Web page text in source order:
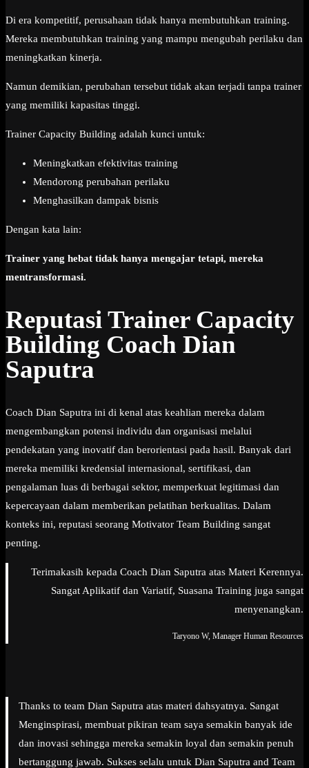
Di era kompetitif, perusahaan tidak hanya membutuhkan training.
Mereka membutuhkan training yang mampu mengubah perilaku dan
meningkatkan kinerja.
Namun demikian, perubahan tersebut tidak akan terjadi tanpa trainer
yang memiliki kapasitas tinggi.
Trainer Capacity Building adalah kunci untuk:
Meningkatkan efektivitas training
Mendorong perubahan perilaku
Menghasilkan dampak bisnis
Dengan kata lain:
Trainer yang hebat tidak hanya mengajar tetapi, mereka
mentransformasi.
Reputasi Trainer Capacity
Building Coach Dian
Saputra
Coach Dian Saputra ini di kenal atas keahlian mereka dalam
mengembangkan potensi individu dan organisasi melalui
pendekatan yang inovatif dan berorientasi pada hasil. Banyak dari
mereka memiliki kredensial internasional, sertifikasi, dan
pengalaman luas di berbagai sektor, memperkuat legitimasi dan
kepercayaan dalam memberikan pelatihan berkualitas. Dalam
konteks ini, reputasi seorang Motivator Team Building sangat
penting.
Terimakasih kepada Coach Dian Saputra atas Materi Kerennya.
Sangat Aplikatif dan Variatif, Suasana Training juga sangat
menyenangkan.
Taryono W, Manager Human Resources
Thanks to team Dian Saputra atas materi dahsyatnya. Sangat
Menginspirasi, membuat pikiran team saya semakin banyak ide
dan inovasi sehingga mereka semakin loyal dan semakin penuh
bertanggung jawab. Sukses selalu untuk Dian Saputra and Team